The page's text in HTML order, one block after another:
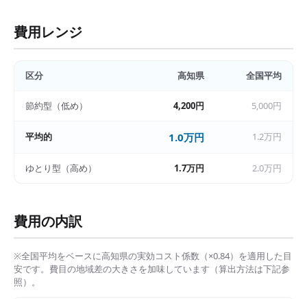
費用レンジ
区分 高知県 全国平均
節約型（低め） 4,200円 5,000円
平均的 1.0万円 1.2万円
ゆとり型（高め） 1.7万円 2.0万円
費用の内訳
※全国平均をベースに高知県の実効コスト係数（×0.84）を適用した目
安です。費目の地域差の大きさを加味しています（算出方法は下記参
照）。